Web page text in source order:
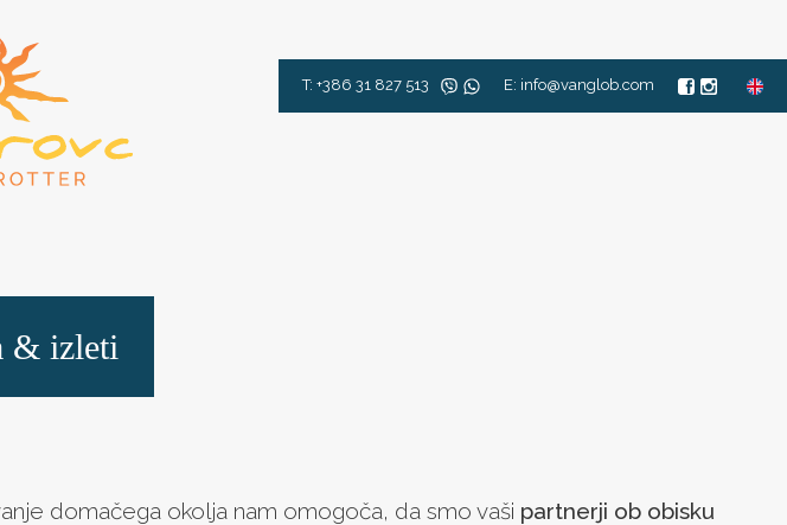
T: +386 31 827 513 E: info@vanglob.com
& izleti
domačega okolja nam omogoča, da smo vaši partnerji ob obisku